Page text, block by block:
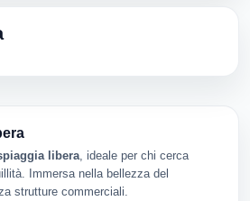
libera, ideale per chi cerca
Immersa nella bellezza del
strutture commerciali.